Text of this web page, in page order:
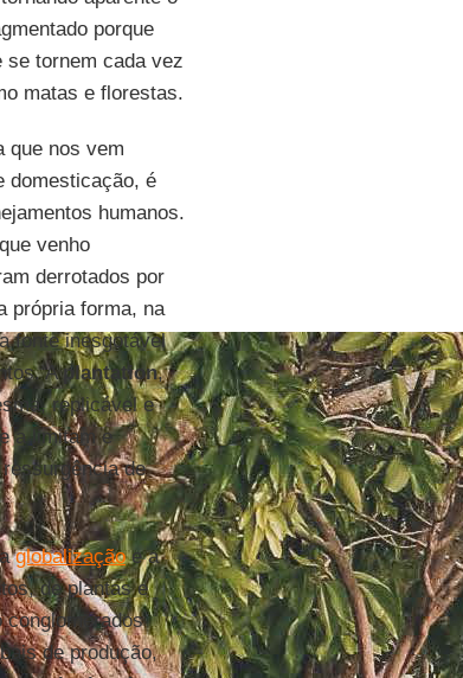
porque
se tornem cada vez
matas e florestas.
que nos vem
domesticação, é
humanos.
venho
derrotados por
própria forma, na
fonte inesgotável
Aplantation,
replicável e
a limitam e
de
aglobalizaçãoe a
de plantas e
conglomerados
de produção,